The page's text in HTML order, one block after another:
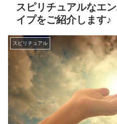
スピリチュアルなエ
イプをご紹介します♪
スピリチュアル